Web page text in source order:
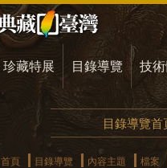
珍藏特展 目錄導覽 技
目錄導覽首
首頁 目錄導覽 內容主題 檔案